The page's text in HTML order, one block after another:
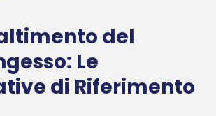
del
Le
di Riferimento